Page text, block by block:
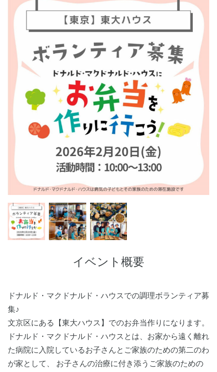
イベント概要
ドナルド・マクドナルド・ハウスでの調理ボランティア募
集♪
文京区にある【東大ハウス】でのお弁当作りになります。
ドナルド・マクドナルド・ハウスとは、お家から遠く離れ
た病院に入院しているお子さんとご家族のための第二のわ
が家として、 お子さんの治療に付き添うご家族のための